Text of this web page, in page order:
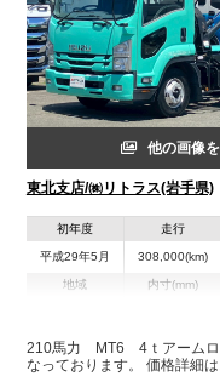
他の画像
東北支店/㈱リトラス(岩手県)
初年度
平成29年5月
走行
308,000(km)
地域 内寸(mm)
210馬力 MT6 4ｔアームロ
なっております。 価格詳細